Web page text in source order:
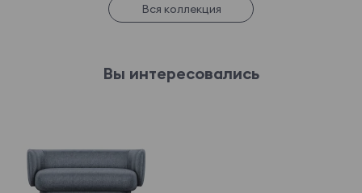
Вся коллекция
Вы интересовались